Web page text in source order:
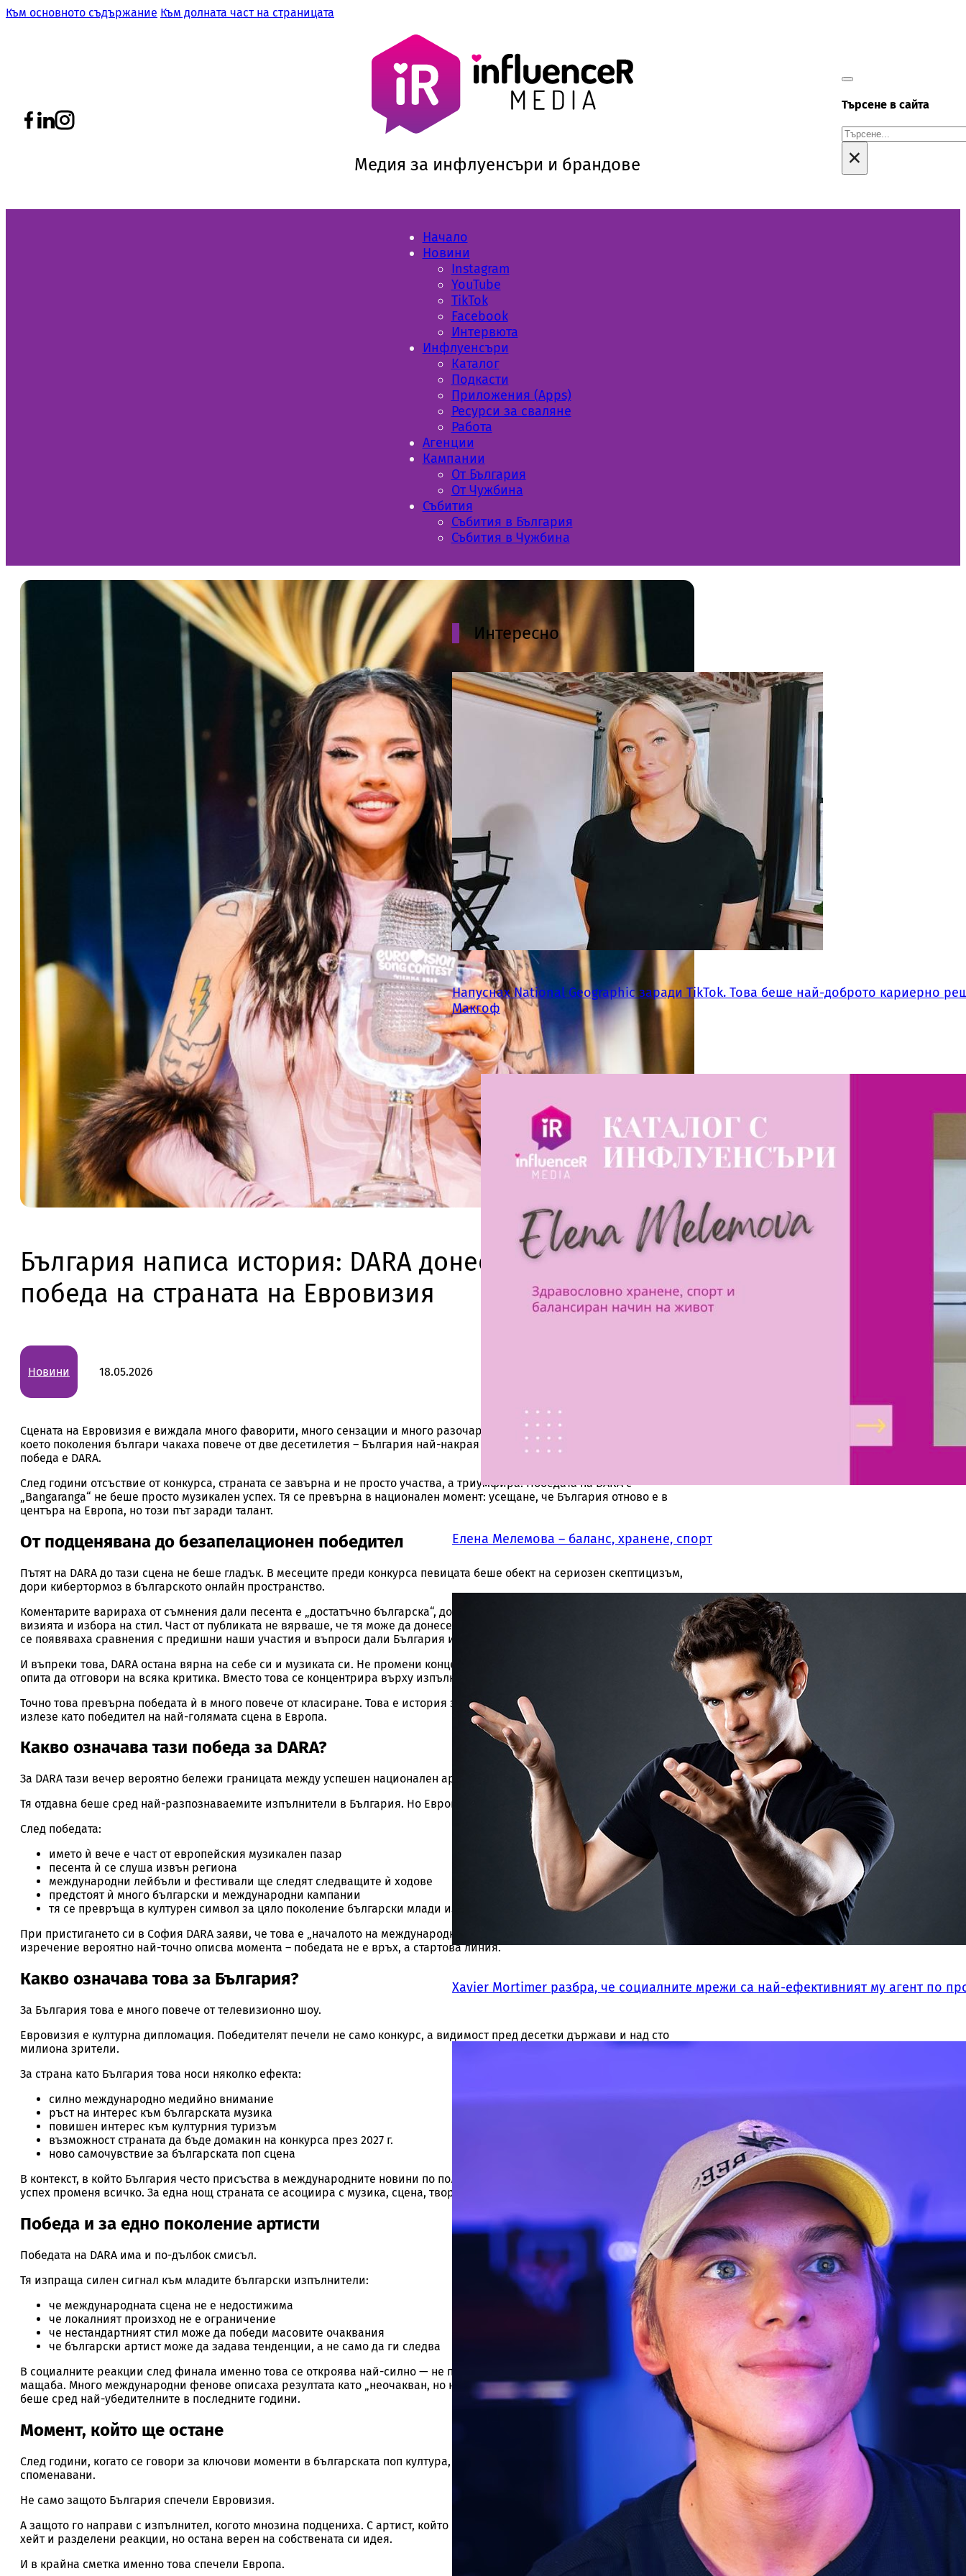
Към основното съдържание Към долната част на страницата
Медия за инфлуенсъри и брандове
Търсене в сайта
Търсене
×
Начало
Новини
Instagram
YouTube
TikTok
Facebook
Интервюта
Инфлуенсъри
Каталог
Подкасти
Приложения (Apps)
Ресурси за сваляне
Работа
Aгенции
Кампании
От България
От Чужбина
Събития
Събития в България
Събития в Чужбина
България написа история: DARA донесе първата
победа на страната на Евровизия
Новини 18.05.2026
Сцената на Евровизия е виждала много фаворити, много сензации и много разочарования. Но тази година тя видя нещо,
което поколения българи чакаха повече от две десетилетия – България най-накрая спечели конкурса, а лицето на тази
победа е DARA.
След години отсъствие от конкурса, страната се завърна и не просто участва, а триумфира. Победата на DARA с
„Bangaranga“ не беше просто музикален успех. Тя се превърна в национален момент: усещане, че България отново е в
центъра на Европа, но този път заради талант.
От подценявана до безапелационен победител
Пътят на DARA до тази сцена не беше гладък. В месеците преди конкурса певицата беше обект на сериозен скептицизъм,
дори кибертормоз в българското онлайн пространство.
Коментарите варираха от съмнения дали песента е „достатъчно българска“, до критики за сценичното ѝ присъствие,
визията и избора на стил. Част от публиката не вярваше, че тя може да донесе този резултат. В социалните мрежи често
се появяваха сравнения с предишни наши участия и въпроси дали България изобщо трябваше да се връща на конкурса.
И въпреки това, DARA остана вярна на себе си и музиката си. Не промени концепцията. Не се дистанцира от песента. Не се
опита да отговори на всяка критика. Вместо това се концентрира върху изпълнението.
Точно това превърна победата ѝ в много повече от класиране. Това е история за артист, който премина през атаки к
излезе като победител на най-голямата сцена в Европа.
Какво означава тази победа за DARA?
За DARA тази вечер вероятно бележи границата между успешен национален артист и международно име.
Тя отдавна беше сред най-разпознаваемите изпълнители в България. Но Евровизия променя мащаба.
След победата:
името ѝ вече е част от европейския музикален пазар
песента ѝ се слуша извън региона
международни лейбъли и фестивали ще следят следващите ѝ ходове
предстоят ѝ много български и международни кампании
тя се превръща в културен символ за цяло поколение български млади изпълнители
При пристигането си в София DARA заяви, че това е „началото на международния ѝ път“, а не крайната цел. Това
изречение вероятно най-точно описва момента – победата не е връх, а стартова линия.
Какво означава това за България?
За България това е много повече от телевизионно шоу.
Евровизия е културна дипломация. Победителят печели не само конкурс, а видимост пред десетки държави и над сто
милиона зрители.
За страна като България това носи няколко ефекта:
силно международно медийно внимание
ръст на интерес към българската музика
повишен интерес към културния туризъм
възможност страната да бъде домакин на конкурса през 2027 г.
ново самочувствие за българската поп сцена
В контекст, в който България често присъства в международните новини по политически или икономически теми, този
успех променя всичко. За една нощ страната се асоциира с музика, сцена, творчество и победа.
Победа и за едно поколение артисти
Победата на DARA има и по-дълбок смисъл.
Тя изпраща силен сигнал към младите български изпълнители:
че международната сцена не е недостижима
че локалният произход не е ограничение
че нестандартният стил може да победи масовите очаквания
че български артист може да задава тенденции, а не само да ги следва
В социалните реакции след финала именно това се откроява най-силно — не просто радост от победата, а изненада от
мащаба. Много международни фенове описаха резултата като „неочакван, но напълно заслужен“, а разликата в точките
беше сред най-убедителните в последните години.
Момент, който ще остане
След години, когато се говори за ключови моменти в българската поп култура, тази нощ ще бъде сред първите
споменавани.
Не само защото България спечели Евровизия.
А защото го направи с изпълнител, когото мнозина подцениха. С артист, който премина през вълна от съмнения, онлайн
хейт и разделени реакции, но остана верен на собствената си идея.
И в крайна сметка именно това спечели Европа.
Абонирай се за инфлуенсър
новини
Обещаваме да изпращаме само новини и информация за инфлуенсъри и
брандове от България и света
Ние не спамим!
Интересно
Напуснах National Geographic заради TikTok. Това беше най-доброто кариерно
Макгоф
Елена Мелемова – баланс, хранене, спорт
Xavier Mortimer разбра, че социалните мрежи са най-ефективният му агент по